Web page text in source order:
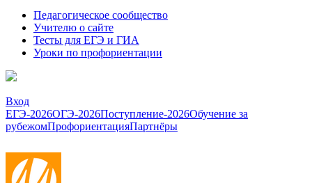
Педагогическое сообщество
Учителю о сайте
Тесты для ЕГЭ и ГИА
Уроки по профориентации
Вход
ЕГЭ-2026ОГЭ-2026Поступление-2026Обучение за
рубежомПрофориентацияПартнёры